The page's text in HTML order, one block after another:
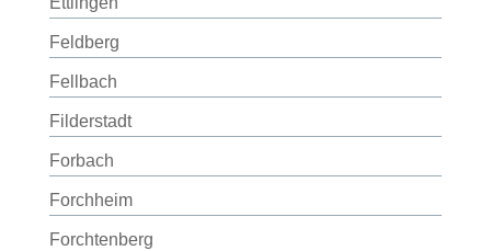
Feldberg
Fellbach
Filderstadt
Forbach
Forchheim
Forchtenberg